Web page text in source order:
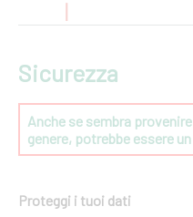
Sicurezza
Anche se sembra
genere, potrebbe essere
Proteggi i tuoi dati